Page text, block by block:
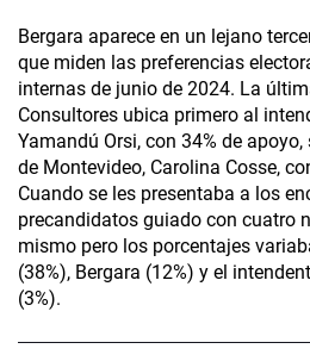
Bergara aparece en un lejano
que miden las preferencias
internas de junio de 2024. La
Consultores ubica primero al
Yamandú Orsi, con 34% de
de Montevideo, Carolina Cosse,
Cuando se les presentaba a los
precandidatos guiado con cuatro
mismo pero los porcentajes
(38%), Bergara (12%) y el
(3%).